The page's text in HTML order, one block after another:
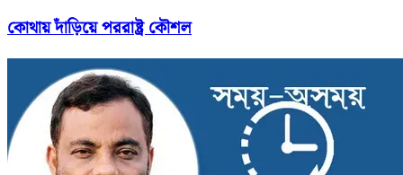
কোথায় দাঁড়িয়ে পররাষ্ট্র কৌশল